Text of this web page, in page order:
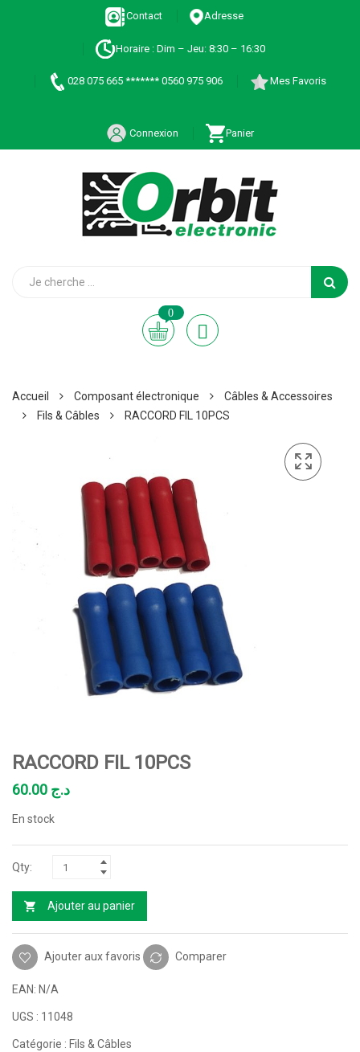
Contact Adresse
Horaire : Dim – Jeu: 8:30 – 16:30
028 075 665 ******* 0560 975 906 Mes Favoris
Connexion Panier
0
Accueil Composant électronique
Câbles & Accessoires
Fils & Câbles
RACCORD FIL 10PCS
RACCORD FIL 10PCS
د.ج
En stock
Ajouter au panier
Ajouter aux favoris Comparer
EAN: N/A
UGS : 11048
Catégorie : Fils & Câbles